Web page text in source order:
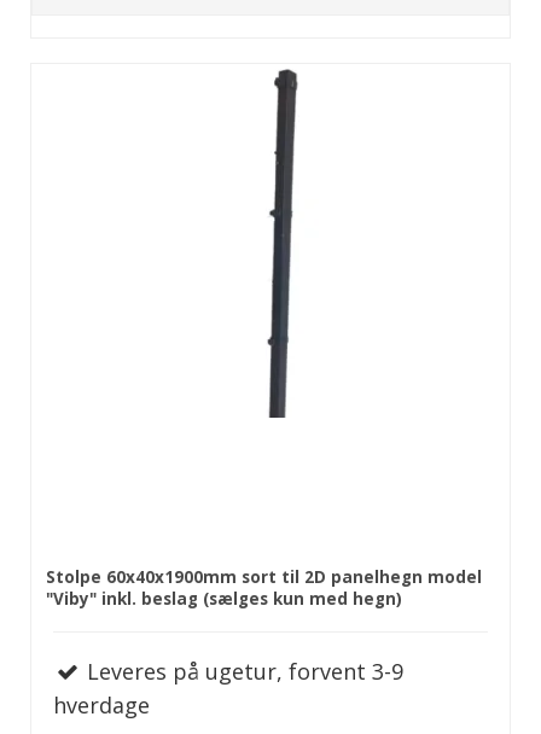
Stolpe 60x40x1900mm sort til 2D panelhegn model
"Viby" inkl. beslag (sælges kun med hegn)
Leveres på ugetur, forvent 3-9
hverdage